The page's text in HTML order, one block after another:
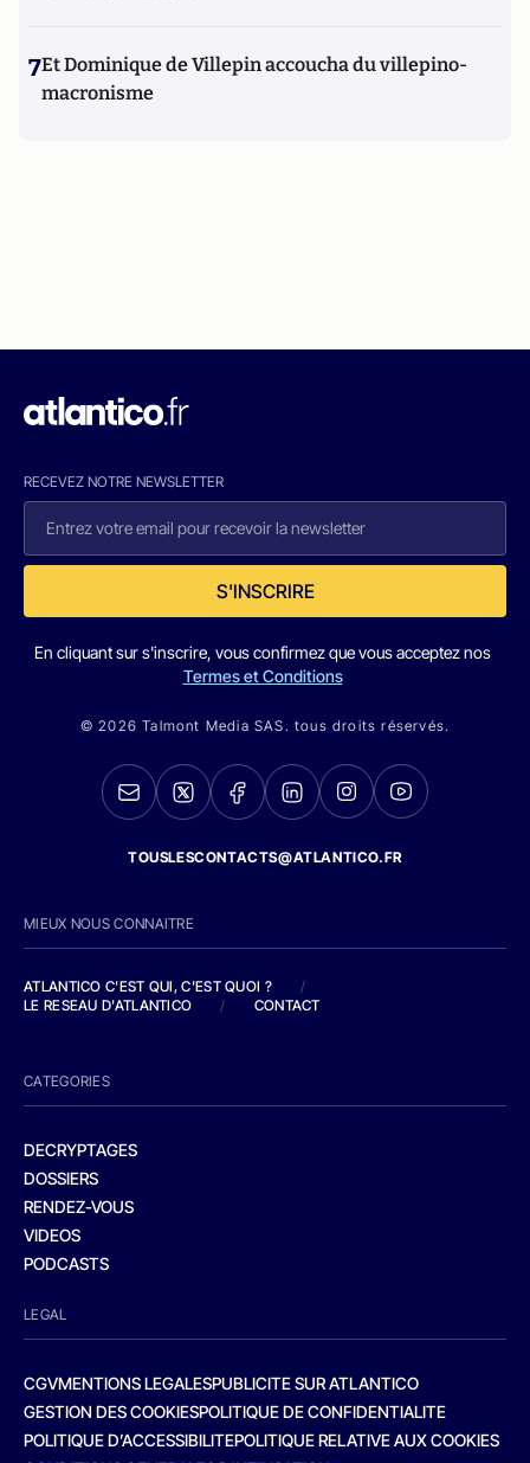
7Et Dominique de Villepin accoucha du villepino-
macronisme
RECEVEZ NOTRE NEWSLETTER
S'INSCRIRE
En cliquant sur s'inscrire, vous confirmez que vous acceptez nos
Termes et Conditions
© 2026 Talmont Media SAS. tous droits réservés.
TOUSLESCONTACTS@ATLANTICO.FR
MIEUX NOUS CONNAITRE
ATLANTICO C'EST QUI, C'EST QUOI ?
/
LE RESEAU D'ATLANTICO
/ CONTACT
CATEGORIES
DECRYPTAGES
DOSSIERS
RENDEZ-VOUS
VIDEOS
PODCASTS
LEGAL
CGVMENTIONS LEGALESPUBLICITE SUR ATLANTICO
GESTION DES COOKIESPOLITIQUE DE CONFIDENTIALITE
POLITIQUE D’ACCESSIBILITEPOLITIQUE RELATIVE AUX COOKIES